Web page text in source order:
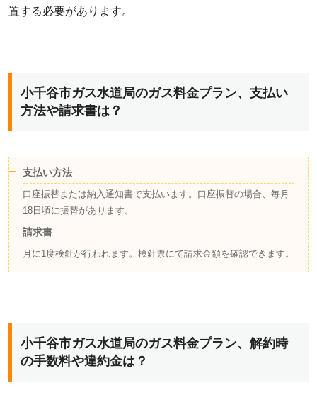
置する必要があります。
小千谷市ガス水道局のガス料金プラン、支払い
方法や請求書は？
支払い方法
口座振替または納入通知書で支払います。口座振替の場合、毎月
18日頃に振替があります。
請求書
月に1度検針が行われます。検針票にて請求金額を確認できます。
小千谷市ガス水道局のガス料金プラン、解約時
の手数料や違約金は？